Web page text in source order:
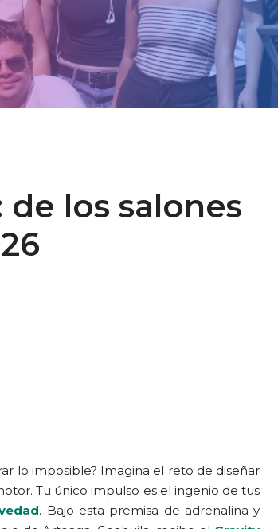
los salones
lo imposible? Imagina el reto de diseñar
Tu único impulso es el ingenio de tus
. Bajo esta premisa de adrenalina y